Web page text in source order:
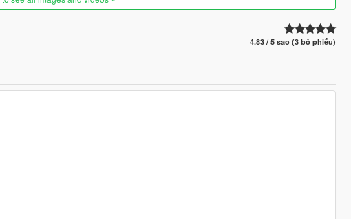
4.83 / 5 sao (3 bỏ phiếu)